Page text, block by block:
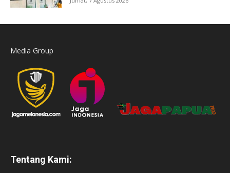
Media Group
Tentang Kami: